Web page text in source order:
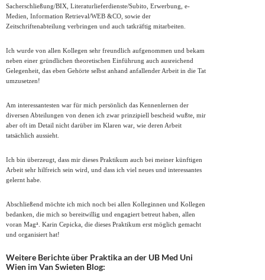
Sacherschließung/BIX, Literaturlieferdienste/Subito, Erwerbung, e-
Medien, Information Retrieval/WEB &CO, sowie der
Zeitschriftenabteilung verbringen und auch tatkräftig mitarbeiten.
Ich wurde von allen Kollegen sehr freundlich aufgenommen und bekam
neben einer gründlichen theoretischen Einführung auch ausreichend
Gelegenheit, das eben Gehörte selbst anhand anfallender Arbeit in die Tat
umzusetzen!
Am interessantesten war für mich persönlich das Kennenlernen der
diversen Abteilungen von denen ich zwar prinzipiell bescheid wußte, mir
aber oft im Detail nicht darüber im Klaren war, wie deren Arbeit
tatsächlich aussieht.
Ich bin überzeugt, dass mir dieses Praktikum auch bei meiner künftigen
Arbeit sehr hilfreich sein wird, und dass ich viel neues und interessantes
gelernt habe.
Abschließend möchte ich mich noch bei allen Kolleginnen und Kollegen
bedanken, die mich so bereitwillig und engagiert betreut haben, allen
voran Maga. Karin Cepicka, die dieses Praktikum erst möglich gemacht
und organisiert hat!
Weitere Berichte über Praktika an der UB Med Uni
Wien im Van Swieten Blog: